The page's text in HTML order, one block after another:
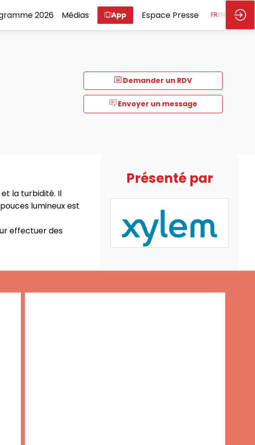
2026 Médias App Espace Presse FREN
Demander un RDV
Envoyer un message
la turbidité. Il
lumineux est
effectuer des
Présenté par